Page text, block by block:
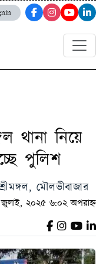
থানা নিয়ে
পুলিশ
মৌলভীবাজার
২০২৫ ৬:০২ অপরাহ্ন